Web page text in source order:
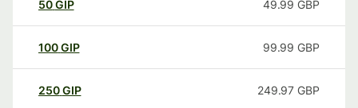
50GIP 49.99 GBP
100GIP 99.99 GBP
250GIP 249.97 GBP